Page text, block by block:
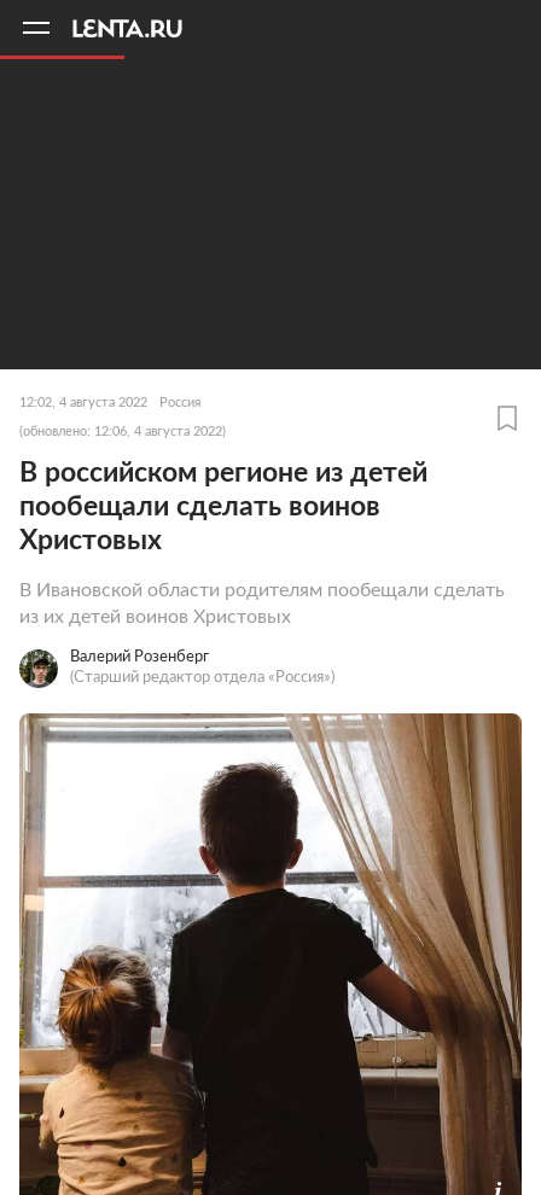
12:02, 4 августа 2022 Россия
(обновлено: 12:06, 4 августа 2022)
В российском регионе из детей
пообещали сделать воинов
Христовых
В Ивановской области родителям пообещали сделать
из их детей воинов Христовых
Валерий Розенберг
(Старший редактор отдела «Россия»)